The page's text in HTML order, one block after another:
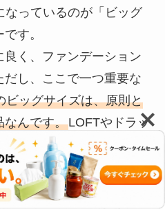
なっているのが「ビッグ
す。
く、ファンデーション
し、ここで一つ重要な
ビッグサイズは、原則と
なんです。LOFTやドラッ
し回っても、ほぼ置い
お店を何軒もハシゴして